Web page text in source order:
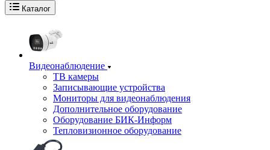
Каталог
Видеонаблюдение
ТВ камеры
Записывающие устройства
Мониторы для видеонаблюдения
Дополнительное оборудование
Оборудование БИК-Информ
Тепловизионное оборудование